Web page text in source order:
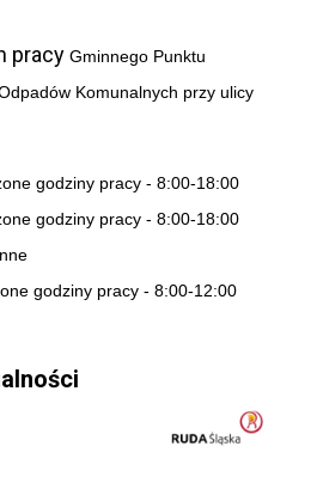
pracy Gminnego Punktu
Komunalnych przy ulicy
godziny pracy - 8:00-18:00
godziny pracy - 8:00-18:00
godziny pracy - 8:00-12:00